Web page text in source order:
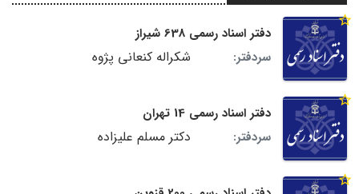
دفتر اسناد رسمی 638 شیراز
سردفتر:
شکراله کنعانی پژوه
دفتر اسناد رسمی 14 تهران
سردفتر:
دکتر مسلم علیزاده